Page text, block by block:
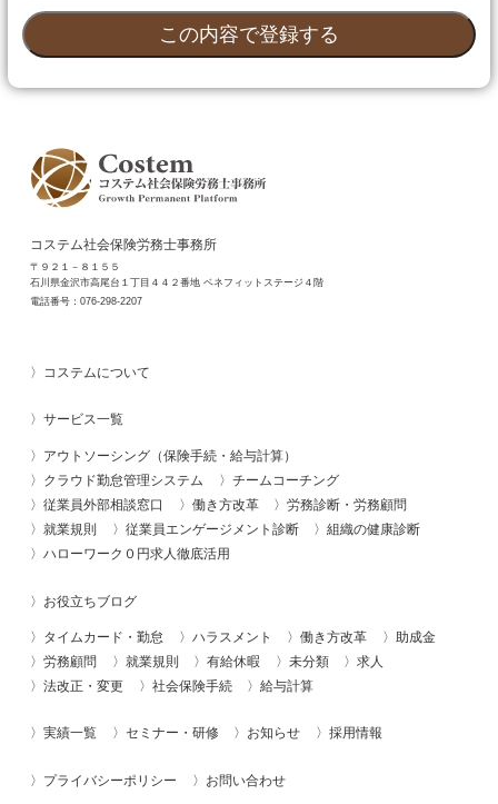
コステム社会保険労務士事務所
〒９２１－８１５５
石川県金沢市高尾台１丁目４４２番地 ベネフィットステージ４階
電話番号： 076-298-2207
コステムについて
サービス一覧
アウトソーシング（保険手続・給与計算）
クラウド勤怠管理システム
チームコーチング
従業員外部相談窓口
働き方改革
労務診断・労務顧問
就業規則
従業員エンゲージメント診断
組織の健康診断
ハローワーク０円求人徹底活用
お役立ちブログ
タイムカード・勤怠 ハラスメント 働き方改革
助成金
労務顧問
就業規則 有給休暇 未分類
求人
法改正・変更
社会保険手続 給与計算
実績一覧 セミナー・研修 お知らせ 採用情報
プライバシーポリシー お問い合わせ